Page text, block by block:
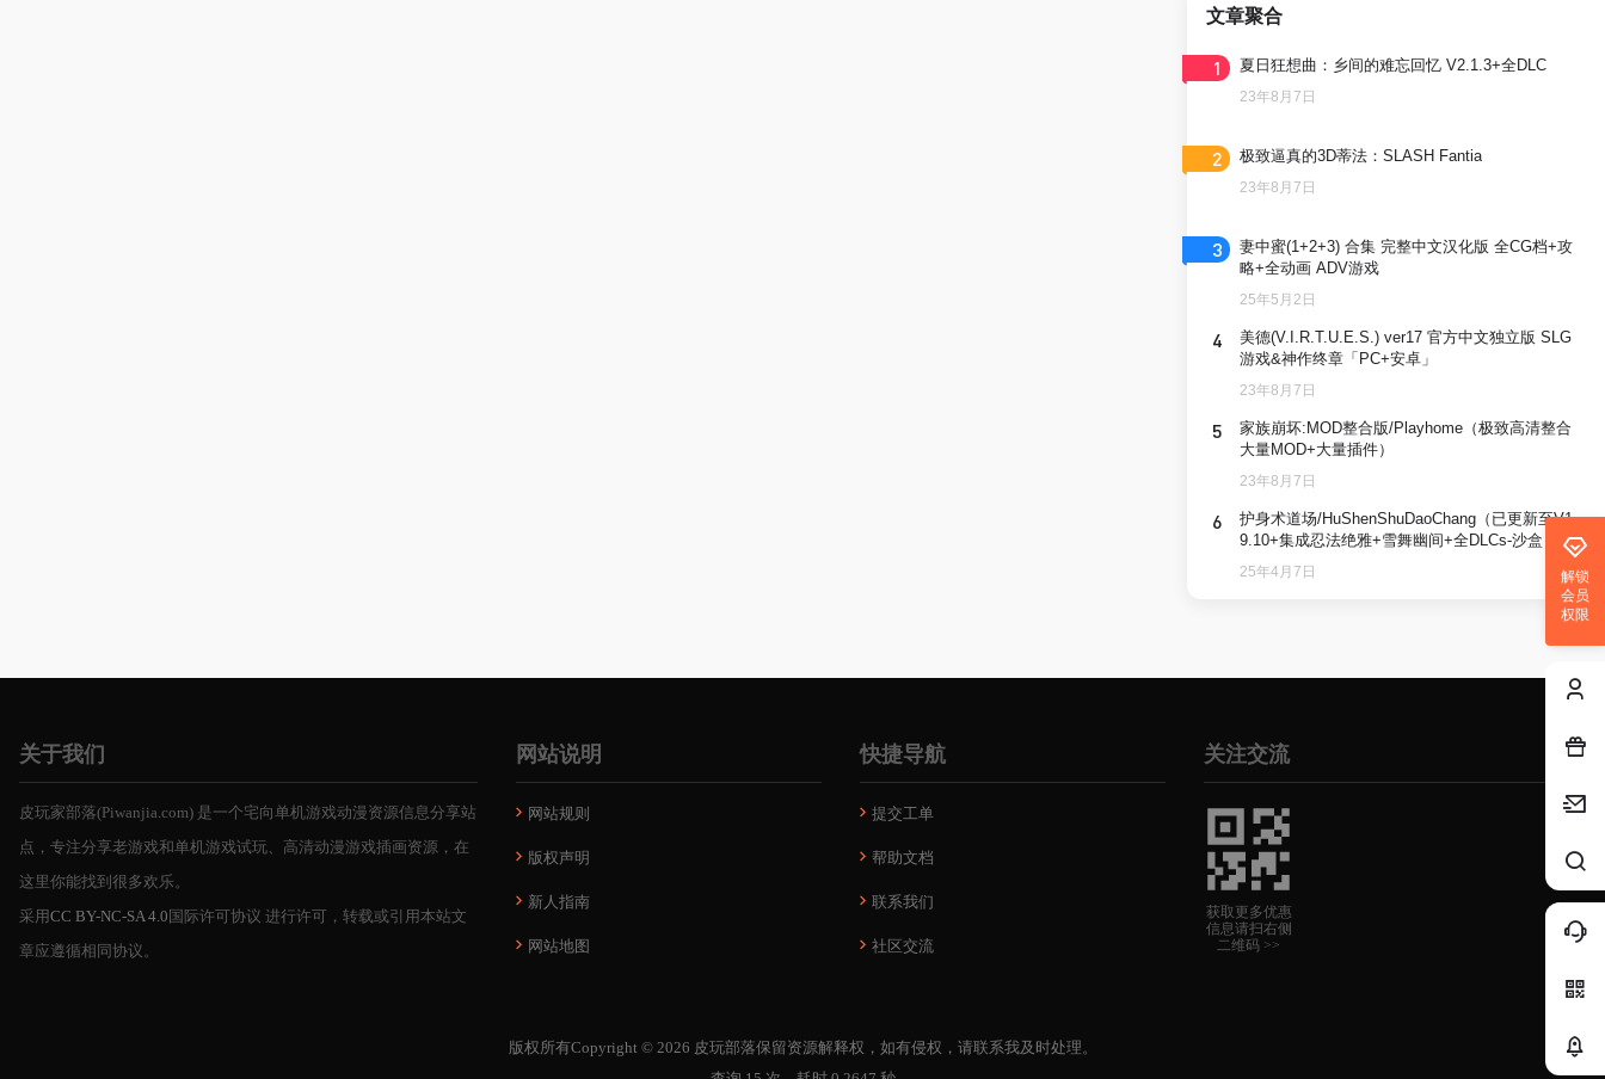
文章聚合
1
夏日狂想曲：乡间的难忘回忆 V2.1.3+全DLC
23年8月7日
2
极致逼真的3D蒂法：SLASH Fantia
23年8月7日
3
妻中蜜(1+2+3) 合集 完整中文汉化版 全CG档+攻
略+全动画 ADV游戏
25年5月2日
4
美德(V.I.R.T.U.E.S.) ver17 官方中文独立版 SLG
游戏&神作终章「PC+安卓」
23年8月7日
5
家族崩坏:MOD整合版/Playhome（极致高清整合
大量MOD+大量插件）
23年8月7日
6
护身术道场/HuShenShuDaoChang（已更新至V1.
9.10+集成忍法绝雅+雪舞幽间+全DLCs-沙盒）
25年4月7日
解锁
会员
权限
关于我们
皮玩家部落(Piwanjia.com) 是一个宅向单机游戏动漫资源信息分享站
点，专注分享老游戏和单机游戏试玩、高清动漫游戏插画资源，在
这里你能找到很多欢乐。
采用CC BY-NC-SA 4.0 国际许可协议 进行许可，转载或引用本站文
章应遵循相同协议。
网站说明
网站规则
版权声明
新人指南
网站地图
快捷导航
提交工单
帮助文档
联系我们
社区交流
关注交流
获取更多优惠
信息请扫右侧
二维码 >>
版权所有Copyright © 2026 皮玩部落保留资源解释权，如有侵权，请联系我及时处理。